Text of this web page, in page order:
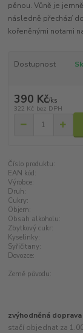
pěnou. Vůně je
následně přechází
kořeněnými notami
Dostupnost
390 Kč/ks
322 Kč bez DPH
Číslo produktu:
EAN kód:
Výrobce:
Druh:
Cukry:
Objem:
Obsah alkoholu:
Zbytkový cukr:
Kyselinky:
Syřičitany:
Dovozce:
Země původu:
zvýhodněná doprava
stačí objednat za